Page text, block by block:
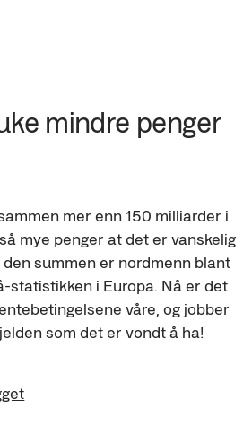
mindre penger
mer enn 150 milliarder i
mye penger at det er vanskelig
summen er nordmenn blant
statistikken i Europa. Nå er det
våre, og jobber
som det er vondt å ha!